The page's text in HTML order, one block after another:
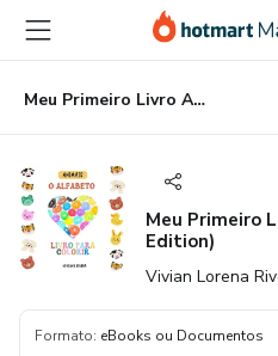
para
conteúdo
principal
para
pagamento
para
rodapé
Meu Primeiro Livro ABC (Portuguese Edition)
Meu Primeiro
Edition)
Vivian Lorena
Formato: eBooks ou Documentos